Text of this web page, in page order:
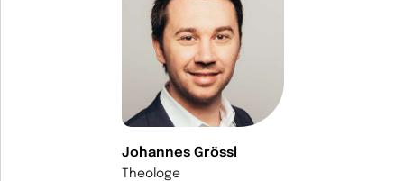
Johannes Grössl
Theologe